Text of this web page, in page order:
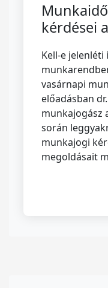
kérdései
Kell-e
vasárnapi
előadásban
munkajogász
során
munkajogi
megoldásait